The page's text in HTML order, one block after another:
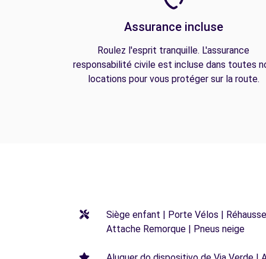
Assurance incluse
Roulez l'esprit tranquille. L'assurance
responsabilité civile est incluse dans toutes
locations pour vous protéger sur la route.
Siège enfant | Porte Vélos |
Attache Remorque | Pneus neige